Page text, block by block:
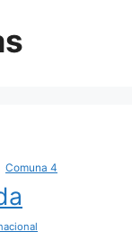
Comuna 4